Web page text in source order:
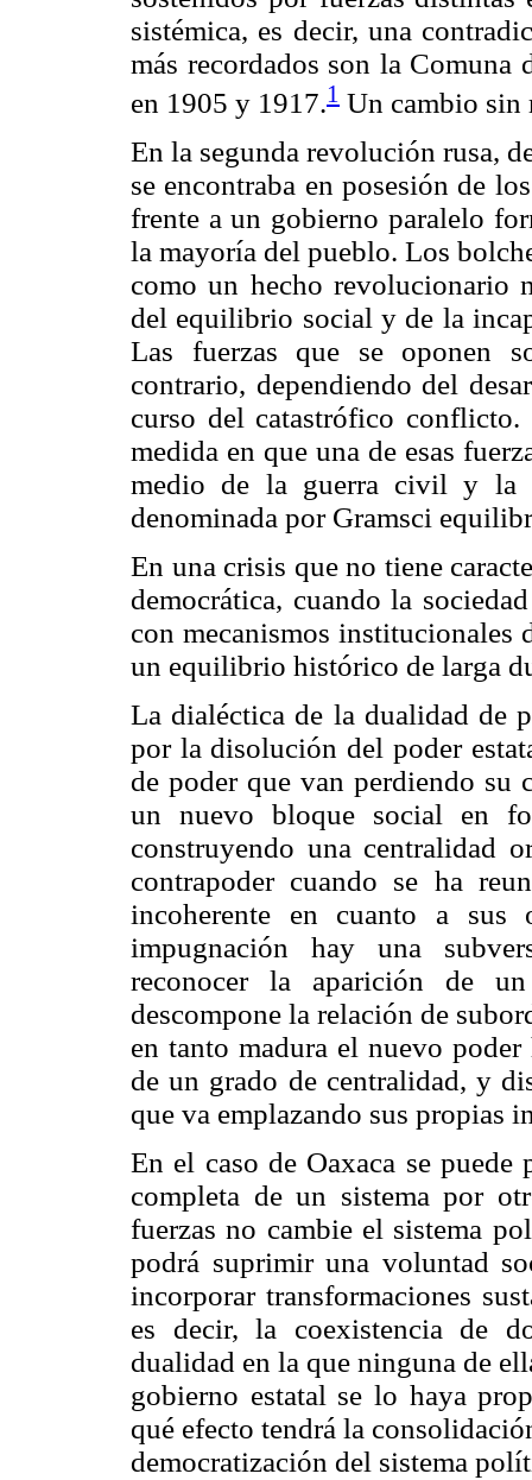
sistémica, es decir, una
más recordados son la
en 1905 y 1917.1 Un cambio sin
En la segunda revolución rusa,
se encontraba en posesión de
frente a un gobierno paralelo
la mayoría del pueblo. Los
como un hecho revolucionario
del equilibrio social y de la
Las fuerzas que se oponen
contrario, dependiendo del
curso del catastrófico
medida en que una de esas
medio de la guerra civil y la
denominada por Gramsci
En una crisis que no tiene
democrática, cuando la
con mecanismos institucionales
un equilibrio histórico de larga
La dialéctica de la dualidad de
por la disolución del poder
de poder que van perdiendo su
un nuevo bloque social en
construyendo una centralidad
contrapoder cuando se ha
incoherente en cuanto a
impugnación hay una
reconocer la aparición de un
descompone la relación de
en tanto madura el nuevo
de un grado de centralidad, y
que va emplazando sus propias
En el caso de Oaxaca se
completa de un sistema por
fuerzas no cambie el sistema
podrá suprimir una voluntad
incorporar transformaciones
es decir, la coexistencia de
dualidad en la que ninguna de
gobierno estatal se lo haya
qué efecto tendrá la
democratización del sistema